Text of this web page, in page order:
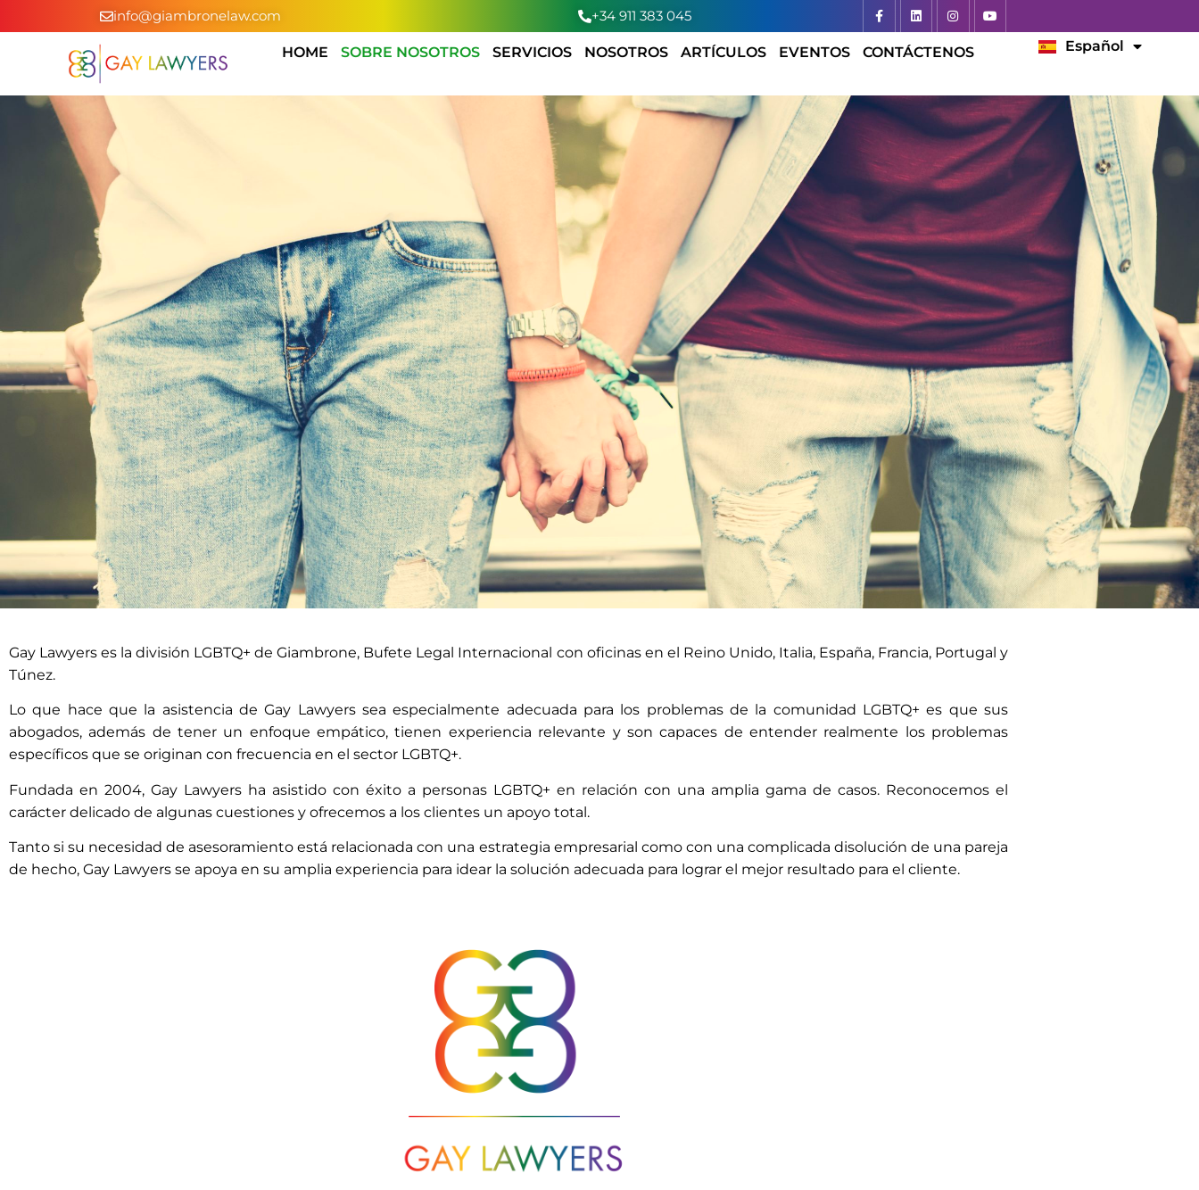
info@giambronelaw.com +34 911 383 045
HOME SOBRE NOSOTROS SERVICIOS NOSOTROS ARTÍCULOS EVENTOS CONTÁCTENOS Español
Français
QUIÉNES SOMOS
Gay Lawyers lleva más de 10 años prestando asesoramiento
jurídico a la comunidad LGBTQ+
Gay Lawyers es la división LGBTQ+ de Giambrone, Bufete Legal Internacional con oficinas en el Reino Unido, Italia, España, Francia, Portugal y
Túnez.
Lo que hace que la asistencia de Gay Lawyers sea especialmente adecuada para los problemas de la comunidad LGBTQ+ es que sus
abogados, además de tener un enfoque empático, tienen experiencia relevante y son capaces de entender realmente los problemas
específicos que se originan con frecuencia en el sector LGBTQ+.
Fundada en 2004, Gay Lawyers ha asistido con éxito a personas LGBTQ+ en relación con una amplia gama de casos. Reconocemos el
carácter delicado de algunas cuestiones y ofrecemos a los clientes un apoyo total.
Tanto si su necesidad de asesoramiento está relacionada con una estrategia empresarial como con una complicada disolución de una pareja
de hecho, Gay Lawyers se apoya en su amplia experiencia para idear la solución adecuada para lograr el mejor resultado para el cliente.